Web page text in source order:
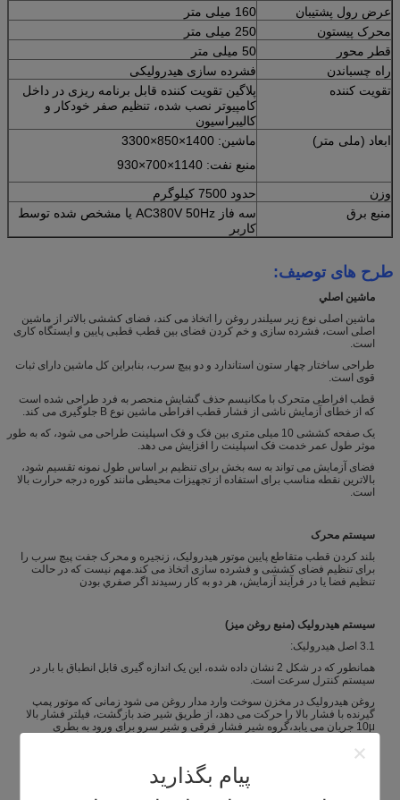
پیام بگذارید
عرض رول پشتیبان
160 میلی متر
محرک پیستون
250 میلی متر
قطر محور
50 میلی متر
راه چسباندن
فشرده سازی هیدرولیکی
تقویت کننده
پلاگین تقویت کننده قابل برنامه ریزی در داخل
کامپیوتر نصب شده، تنظیم صفر خودکار و
کالیبراسیون
ابعاد (ملی متر)
ماشین: 1400×850×3300
منبع نفت: 1140×700×930
وزن
حدود 7500 کیلوگرم
منبع برق
سه فاز AC380V 50Hz یا مشخص شده توسط
کاربر
طرح های توصیف:
ماشين اصلي
ماشین اصلی نوع زیر سیلندر روغن را اتخاذ می کند، فضای کششی بالاتر از ماشین
اصلی است، فشرده سازی و خم کردن فضای بین قطب قطبی پایین و ایستگاه کاری
است.
طراحی ساختار چهار ستون استاندارد و دو پیچ سرب، بنابراین کل ماشین دارای ثبات
قوی است.
قطب افراطی متحرک با مکانیسم حذف گشایش منحصر به فرد طراحی شده است
که از خطای آزمایش ناشی از فشار قطب افراطی ماشین نوع B جلوگیری می کند.
یک صفحه کششی 10 میلی متری بین فک و فک اسپلینت طراحی می شود، که به طور
موثر طول عمر خدمت فک اسپلینت را افزایش می دهد.
فضای آزمایش می تواند به سه بخش برای تنظیم بر اساس طول نمونه تقسیم شود،
بالاترین نقطه مناسب برای استفاده از تجهیزات محیطی مانند کوره درجه حرارت بالا
است.
سیستم محرک
بلند کردن قطب متقاطع پایین موتور هیدرولیک، زنجیره و محرک جفت پیچ سرب را
برای تنظیم فضای کششی و فشرده سازی اتخاذ می کند.مهم نیست که در حالت
تنظیم فضا یا در فرآیند آزمایش، هر دو به کار رسيدند اگر صفري بودن
سیستم هیدرولیک (منبع روغن میز)
3.1 اصل هیدرولیک:
همانطور که در شکل 2 نشان داده شده، این یک اندازه گیری قابل انطباق با بار در
سیستم کنترل سرعت است.
روغن هیدرولیک در مخزن سوخت وارد مدار روغن می شود زمانی که موتور پمپ
گیرنده با فشار بالا را حرکت می دهد، از طریق شیر ضد بازگشت، فیلتر فشار بالا
10μ جریان می یابد،گروه شیر فشار فرقی و شیر سرو برای ورود به بطری
کند تا جریان وارد شدن به سیلندر روغن کنترل شود.تحقق کنترل نیروی آزمایش و